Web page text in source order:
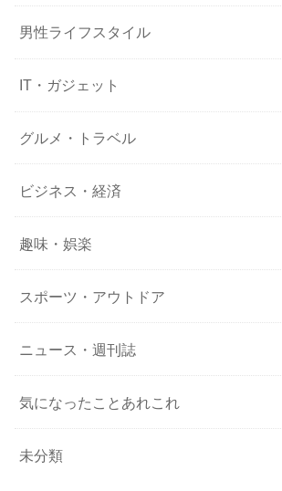
男性ライフスタイル
IT・ガジェット
グルメ・トラベル
ビジネス・経済
趣味・娯楽
スポーツ・アウトドア
ニュース・週刊誌
気になったことあれこれ
未分類